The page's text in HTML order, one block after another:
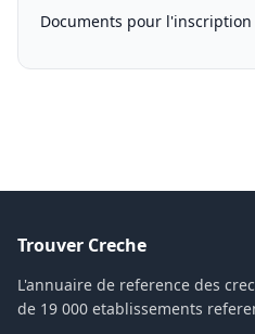
Documents pour l'inscription
Trouver Creche
L'annuaire de reference des
de 19 000 etablissements